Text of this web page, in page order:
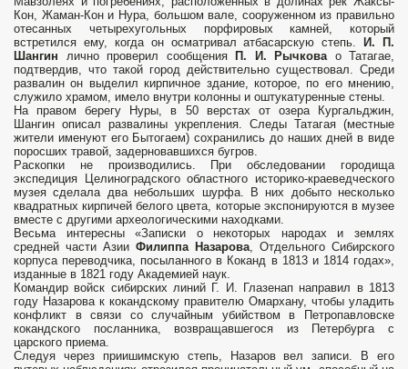
Кон, Жаман-Кон и Нура, большом вале, сооруженном из правильно
отесанных четырехугольных порфировых камней, который
встретился ему, когда он осматривал атбасарскую степь.
И. П.
Шангин лично проверил сообщения П. И. Рычковао Татагае,
подтвердив, что такой город действительно существовал. Среди
развалин он выделил кирпичное здание, которое, по его мнению,
служило храмом, имело внутри колонны и оштукатуренные стены.
На правом берегу Нуры, в 50 верстах от озера Кургальджин,
Шангин описал развалины укрепления. Следы Татагая (местные
жители именуют его Бытогаем) сохранились до наших дней в виде
поросших травой, задерновавшихся бугров.
Раскопки не производились. При обследовании городища
экспедиция Целиноградского областного историко-краеведческого
музея сделала два небольших шурфа. В них добыто несколько
квадратных кирпичей белого цвета, которые экспонируются в музее
вместе с другими археологическими находками.
Весьма интересны «Записки о некоторых народах и землях
средней части Азии Филиппа Назарова, Отдельного Сибирского
корпуса переводчика, посыланного в Коканд в 1813 и 1814 годах»,
изданные в 1821 году Академией наук.
Командир войск сибирских линий Г. И. Глазенап направил в 1813
году Назарова к кокандскому правителю Омархану, чтобы уладить
конфликт в связи со случайным убийством в Петропавловске
кокандского посланника, возвращавшегося из Петербурга с
царского приема.
Следуя через приишимскую степь, Назаров вел записи. В его